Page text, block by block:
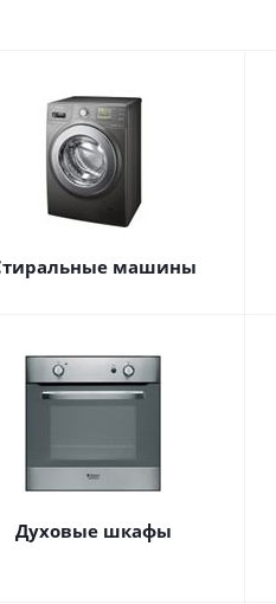
машины
Духовые шкафы